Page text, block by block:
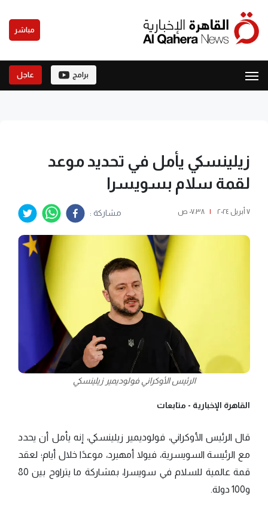
مباشر
برامج عاجل
زيلينسكي يأمل في تحديد موعد
لقمة سلام بسويسرا
٧ أبريل ٢٠٢٤ | ٠٧:٣٨ ص مشاركة :
الرئيس الأوكراني فولوديمير زيلينسكي
القاهرة الإخبارية - متابعات
قال الرئيس الأوكراني، فولوديمير زيلينسكي، إنه يأمل أن يحدد
مع الرئيسة السويسرية، فيولا أمهيرد، موعدًا خلال أيام؛ لعقد
قمة عالمية للسلام في سويسرا، بمشاركة ما يتراوح بين 80
و100 دولة.